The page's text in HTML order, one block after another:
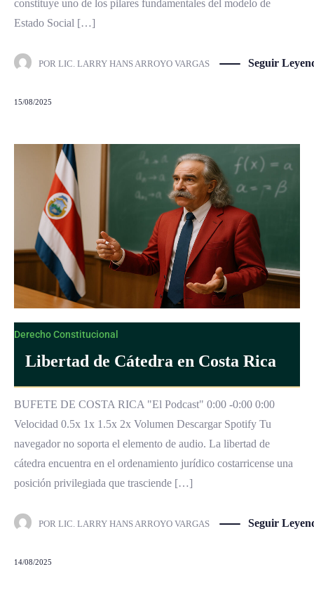
constituye uno de los pilares fundamentales del modelo de
Estado Social […]
POR LIC. LARRY HANS ARROYO VARGAS Seguir
15/08/2025
Derecho Constitucional
Libertad de Cátedra en Costa Rica
BUFETE DE COSTA RICA "El Podcast" 0:00 -0:00 0:00
Velocidad 0.5x 1x 1.5x 2x Volumen Descargar Spotify Tu
navegador no soporta el elemento de audio. La libertad de
cátedra encuentra en el ordenamiento jurídico costarricense una
posición privilegiada que trasciende […]
POR LIC. LARRY HANS ARROYO VARGAS Seguir
14/08/2025